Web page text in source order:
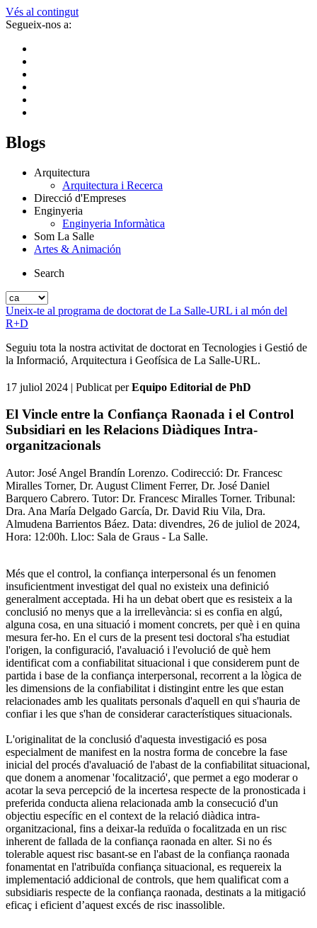
Vés al contingut
Segueix-nos a:
Blogs
Arquitectura
Arquitectura i Recerca
Direcció d'Empreses
Enginyeria
Enginyeria Informàtica
Som La Salle
Artes & Animación
Search
Uneix-te al programa de doctorat de La Salle-URL i al món del
R+D
Seguiu tota la nostra activitat de doctorat en Tecnologies i Gestió de
la Informació, Arquitectura i Geofísica de La Salle-URL.
17 juliol 2024 | Publicat perEquipo Editorial de PhD
El Vincle entre la Confiança Raonada i el Control
Subsidiari en les Relacions Diàdiques Intra-
organitzacionals
Autor: José Angel Brandín Lorenzo. Codirecció: Dr. Francesc
Miralles Torner, Dr. August Climent Ferrer, Dr. José Daniel
Barquero Cabrero. Tutor: Dr. Francesc Miralles Torner. Tribunal:
Dra. Ana María Delgado García, Dr. David Riu Vila, Dra.
Almudena Barrientos Báez. Data: divendres, 26 de juliol de 2024,
Hora: 12:00h. Lloc: Sala de Graus - La Salle.
Més que el control, la confiança interpersonal és un fenomen
insuficientment investigat del qual no existeix una definició
generalment acceptada. Hi ha un debat obert que es resisteix a la
conclusió no menys que a la irrellevància: si es confia en algú,
alguna cosa, en una situació i moment concrets, per què i en quina
mesura fer-ho. En el curs de la present tesi doctoral s'ha estudiat
l'origen, la configuració, l'avaluació i l'evolució de què hem
identificat com a confiabilitat situacional i que considerem punt de
partida i base de la confiança interpersonal, recorrent a la lògica de
les dimensions de la confiabilitat i distingint entre les que estan
relacionades amb les qualitats personals d'aquell en qui s'hauria de
confiar i les que s'han de considerar característiques situacionals.
L'originalitat de la conclusió d'aquesta investigació es posa
especialment de manifest en la nostra forma de concebre la fase
inicial del procés d'avaluació de l'abast de la confiabilitat situacional,
que donem a anomenar 'focalització', que permet a ego moderar o
acotar la seva percepció de la incertesa respecte de la pronosticada i
preferida conducta aliena relacionada amb la consecució d'un
objectiu específic en el context de la relació diàdica intra-
organitzacional, fins a deixar-la reduïda o focalitzada en un risc
inherent de fallada de la confiança raonada en alter. Si no és
tolerable aquest risc basant-se en l'abast de la confiança raonada
fonamentat en l'atribuïda confiança situacional, es requereix la
implementació addicional de controls, que hem qualificat com a
subsidiaris respecte de la confiança raonada, destinats a la mitigació
eficaç i eficient d’aquest excés de risc inassolible.